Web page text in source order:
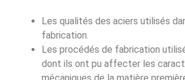
Les qualités des aciers utilisés
fabrication.
Les procédés de fabrication
dont ils ont pu affecter les
mécaniques de la matière